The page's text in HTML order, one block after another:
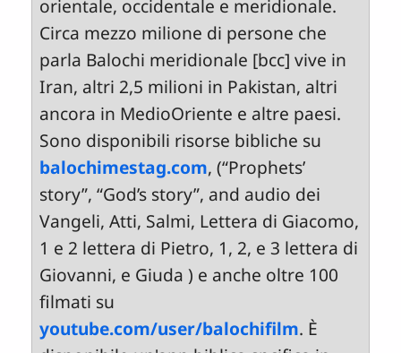
orientale, occidentale e meridionale.
Circa mezzo milione di persone che
parla Balochi meridionale [bcc] vive in
Iran, altri 2,5 milioni in Pakistan, altri
ancora in MedioOriente e altre paesi.
Sono disponibili risorse bibliche su
balochimestag.com, (“Prophets’
story”, “God’s story”, and audio dei
Vangeli, Atti, Salmi, Lettera di Giacomo,
1 e 2 lettera di Pietro, 1, 2, e 3 lettera di
Giovanni, e Giuda ) e anche oltre 100
filmati su
youtube.com/user/balochifilm. È